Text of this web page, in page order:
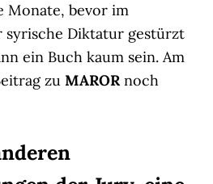
Monate, bevor im
syrische Diktatur gestürzt
ein Buch kaum sein. Am
zuMARORnoch